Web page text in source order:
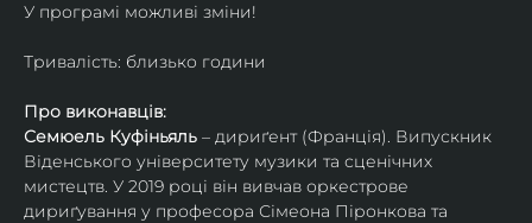
У програмі можливі зміни!
Тривалість: близько години
Про виконавців:
Семюель Куфіньяль – дириґент (Франція). Випускник
Віденського університету музики та сценічних
мистецтв. У 2019 році він вивчав оркестрове
дириґування у професора Сімеона Піронкова та